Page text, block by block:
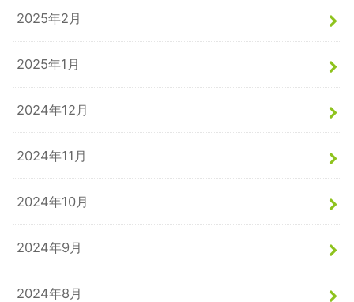
2025年2月
2025年1月
2024年12月
2024年11月
2024年10月
2024年9月
2024年8月